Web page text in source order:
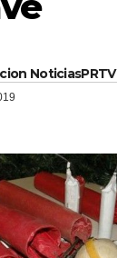
NoticiasPRTV